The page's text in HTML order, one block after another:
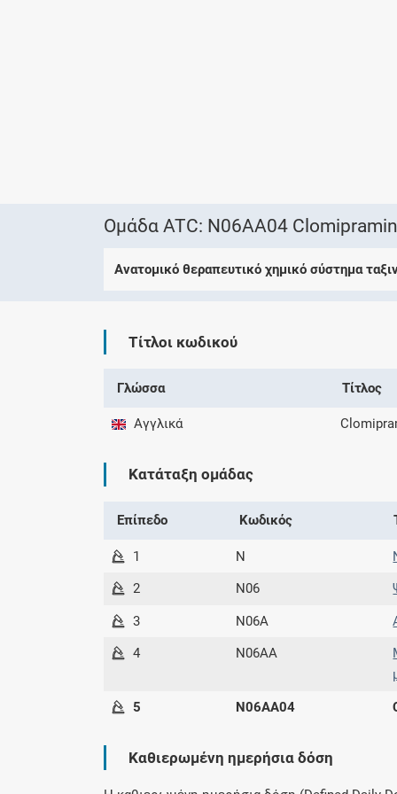
Ομάδα ATC: N06AA04
Ανατομικό θεραπευτικό χημικό σύστημα
Τίτλοι κωδικού
Γλώσσα Τίτλος
Αγγλικά
Κατάταξη ομάδας
Επίπεδο Κωδικός
1 N
2 N06
3 N06A
4 N06AA
5 N06AA04
Καθιερωμένη ημερήσια δόση